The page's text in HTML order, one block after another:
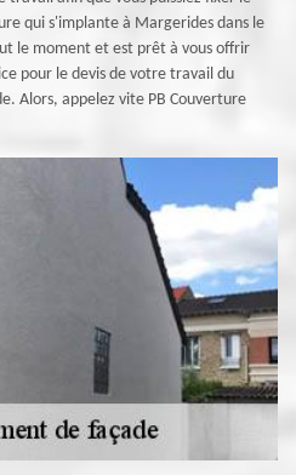
qui s'implante à Margerides dans le
le moment et est prêt à vous offrir
pour le devis de votre travail du
Alors, appelez vite PB Couverture